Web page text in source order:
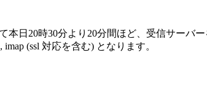
日20時30分より20分間ほど、受信サーバー
(ssl 対応を含む) となります。